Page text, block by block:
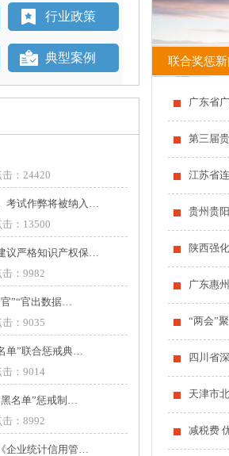
行业政策
典型案例
：24420
考试作弊将被纳入…
：13500
议严格知识产权保…
：9982
”“官出数据…
：9035
单”联合惩戒典…
：9014
名单”惩戒制…
：8992
企业统计信用管…
联合奖惩
广东省
第三届
江苏省
贵州贵
陕西强
广东惠
“两会”
四川省
天津市
减税费